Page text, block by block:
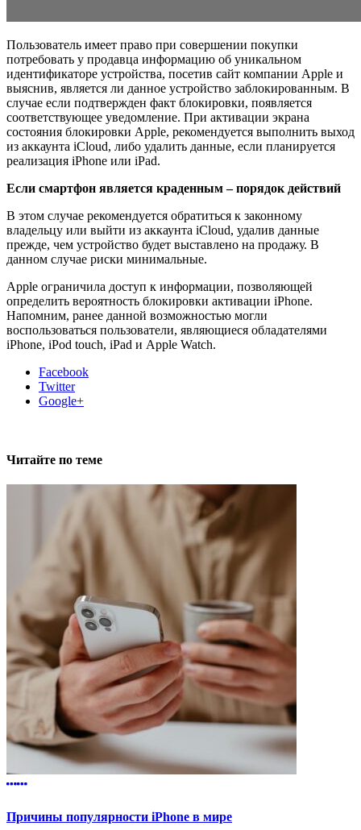
Пользователь имеет право при совершении покупки
потребовать у продавца информацию об уникальном
идентификаторе устройства, посетив сайт компании Apple и
выяснив, является ли данное устройство заблокированным. В
случае если подтвержден факт блокировки, появляется
соответствующее уведомление. При активации экрана
состояния блокировки Apple, рекомендуется выполнить выход
из аккаунта iCloud, либо удалить данные, если планируется
реализация iPhone или iPad.
Если смартфон является краденным – порядок действий
В этом случае рекомендуется обратиться к законному
владельцу или выйти из аккаунта iCloud, удалив данные
прежде, чем устройство будет выставлено на продажу. В
данном случае риски минимальные.
Apple ограничила доступ к информации, позволяющей
определить вероятность блокировки активации iPhone.
Напомним, ранее данной возможностью могли
воспользоваться пользователи, являющиеся обладателями
iPhone, iPod touch, iPad и Apple Watch.
Facebook
Twitter
Google+
Читайте по теме
Причины популярности iPhone в мире